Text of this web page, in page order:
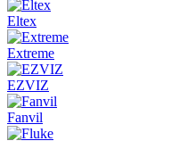
Eltex
Extreme
EZVIZ
Fanvil